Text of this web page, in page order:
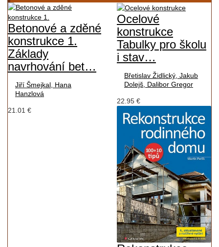
Betonové a zděné
konstrukce 1.
Základy
navrhování bet…
Jiří Šmejkal, Hana
Hanzlová
21.01 €
Ocelové
konstrukce
Tabulky pro školu
i stav…
Břetislav Židlický, Jakub
Dolejš, Dalibor Gregor
22.95 €